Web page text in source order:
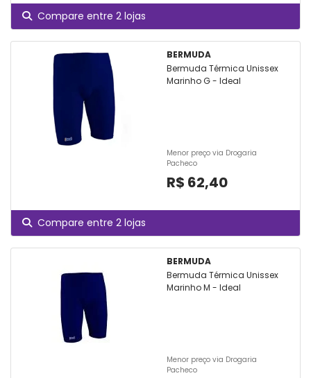
Compare entre 2 lojas
BERMUDA
Bermuda Térmica Unissex
Marinho G - Ideal
Menor preço via Drogaria
Pacheco
R$ 62,40
Compare entre 2 lojas
BERMUDA
Bermuda Térmica Unissex
Marinho M - Ideal
Menor preço via Drogaria
Pacheco